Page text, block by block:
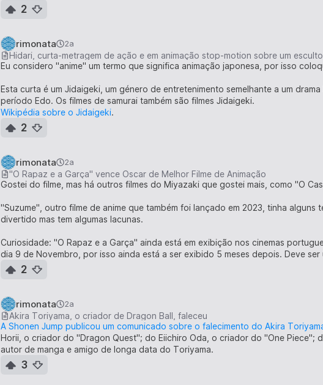
2
rimonata 2a
Hidari, curta-metragem de ação e em animação stop-motion sobre um
Eu considero "anime" um termo que significa animação japonesa, por isso
Esta curta é um Jidaigeki, um género de entretenimento semelhante a um
período Edo. Os filmes de samurai também são filmes Jidaigeki.
Wikipédia sobre o Jidaigeki.
2
rimonata 2a
"O Rapaz e a Garça" vence Óscar de Melhor Filme de Animação
Gostei do filme, mas há outros filmes do Miyazaki que gostei mais, como "O
"Suzume", outro filme de anime que também foi lançado em 2023, tinha alguns
divertido mas tem algumas lacunas.
Curiosidade: "O Rapaz e a Garça" ainda está em exibição nos cinemas
dia 9 de Novembro, por isso ainda está a ser exibido 5 meses depois. Deve ser
2
rimonata 2a
Akira Toriyama, o criador de Dragon Ball, faleceu
A Shonen Jump publicou um comunicado sobre o falecimento do Akira
Horii, o criador do "Dragon Quest"; do Eiichiro Oda, o criador do "One Piece";
autor de manga e amigo de longa data do Toriyama.
3